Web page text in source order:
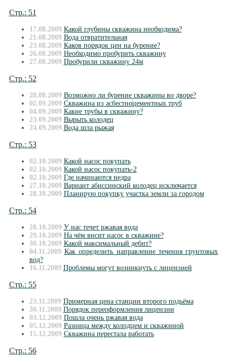
Стр.: 51
17.08.2009 Какой глубины скважина необходима?
21.08.2009 Вода отвратительная
23.08.2009 Каков порядок цен на бурение?
26.08.2009 Необходимо пробурить скважину
27.08.2009 Пробурили скважину 24м
Стр.: 52
28.08.2009 Возможно ли бурение скважины во дворе?
02.09.2009 Скважина из асбестноцементных труб
04.09.2009 Какие трубы в скважину?
23.09.2009 Вырыть колодец
24.09.2009 Вода шла рыжая
Стр.: 53
02.10.2009 Какой насос покупать
02.10.2009 Какой насос покупать-2
02.10.2009 Где начинаются недра
27.10.2009 Вариант абиссинский колодец исключается
28.10.2009 Планирую покупку участка земли за городом
Стр.: 54
28.10.2009 У нас течет ржавая вода
29.10.2009 На чём висит насос в скважине?
30.10.2009 Какой максимальный дебит?
04.11.2009 Как определить направление течения грунтовых
вод?
16.11.2009 Проблемы могут возникнуть с лицензией
Стр.: 55
23.11.2009 Примерная цена станции второго подьёма
30.11.2009 Порядок переоформления лицензии
03.12.2009 Пошла очень ржавая вода
05.12.2009 Разница между колодцем и скважиной
15.12.2009 Скважина перестала работать
Стр.: 56